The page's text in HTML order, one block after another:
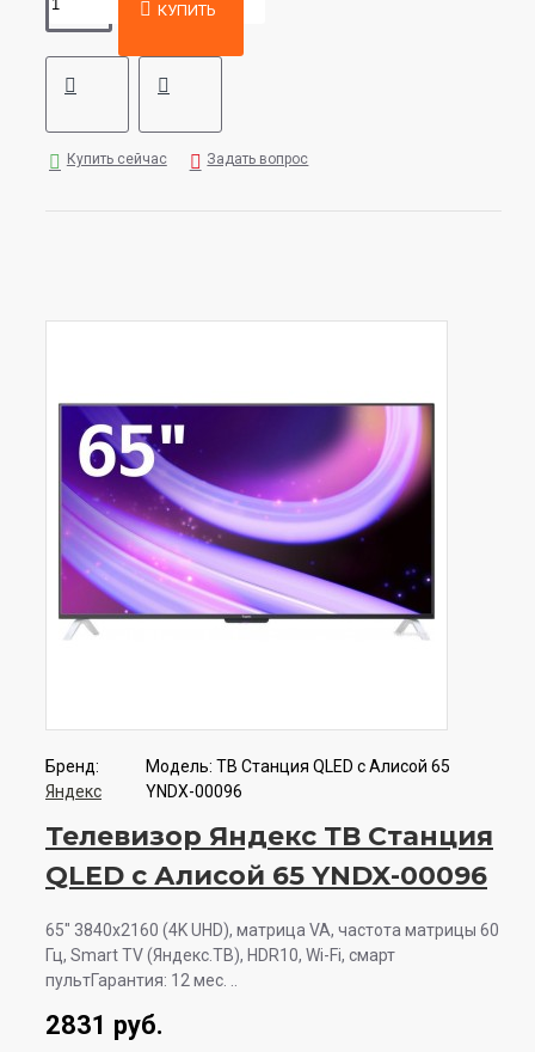
КУПИТЬ
Купить сейчас Задать вопрос
Бренд:
Яндекс
Модель: ТВ Станция QLED с Алисой 65
YNDX-00096
Телевизор Яндекс ТВ Станция
QLED с Алисой 65 YNDX-00096
65" 3840x2160 (4K UHD), матрица VA, частота матрицы 60
Гц, Smart TV (Яндекс.ТВ), HDR10, Wi-Fi, смарт
пультГарантия: 12 мес. ..
2831 руб.